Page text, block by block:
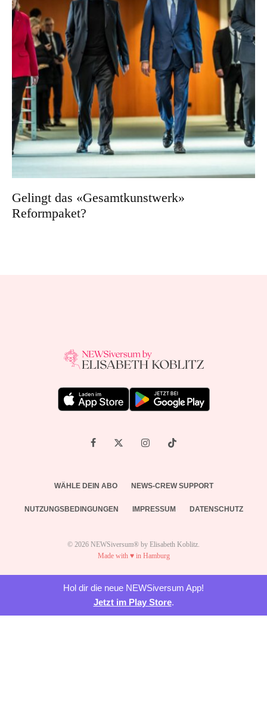
Gelingt das «Gesamtkunstwerk»
Reformpaket?
WÄHLE DEIN ABO NEWS-CREW SUPPORT
NUTZUNGSBEDINGUNGEN IMPRESSUM DATENSCHUTZ
© 2026 NEWSiversum® by Elisabeth Koblitz.
Made with ♥ in Hamburg
Hol dir die neue NEWSiversum App!
Jetzt im Play Store.